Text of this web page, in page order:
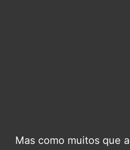
Mas como muitos que